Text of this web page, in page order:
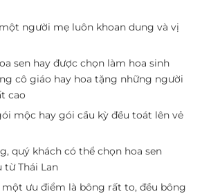
người mẹ luôn khoan dung và vị
sen hay được chọn làm hoa sinh
cô giáo hay hoa tặng những người
cao
mộc hay gói cầu kỳ đều toát lên vẻ
quý khách có thể chọn hoa sen
từ Thái Lan
một ưu điểm là bông rất to, đều bông